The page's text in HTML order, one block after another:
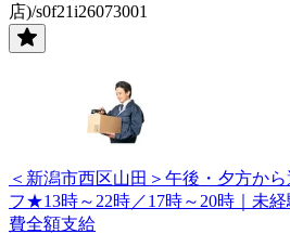
店)/s0f21i26073001
＜新潟市西区山田＞午後・夕方か
フ★13時～22時／17時～20時｜未
費全額支給